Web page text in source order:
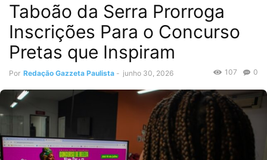
Taboão da Serra Prorroga
Inscrições Para o Concurso
Pretas que Inspiram
Por Redação Gazzeta Paulista - junho 30, 2026 0
107